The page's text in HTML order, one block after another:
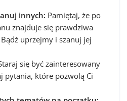
innych: Pamiętaj, że po
znajduje się prawdziwa
uprzejmy i szanuj jej
się być zainteresowany
pytania, które pozwolą Ci